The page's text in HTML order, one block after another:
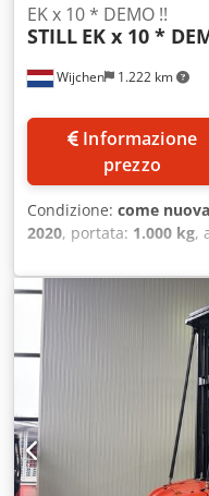
Wijchen 1.222 km
EK x 10 * DEMO !!
STILL EK x 10 *
prezzo
Condizione: come
2020, portata: 1.000 kg,
funzionamento:415 h,
montante:
,
Montante: 2W4350 ID:
Montante: 2W Forche:
mm Altezza di
Altezza piattaforma:
Inizializzazione: Sì
Ore: 415 ore Capacità:
Opzioni: Larghezza
Completamente COME